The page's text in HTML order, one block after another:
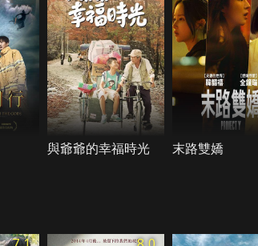
與爺爺的幸福時光 末路雙嬌